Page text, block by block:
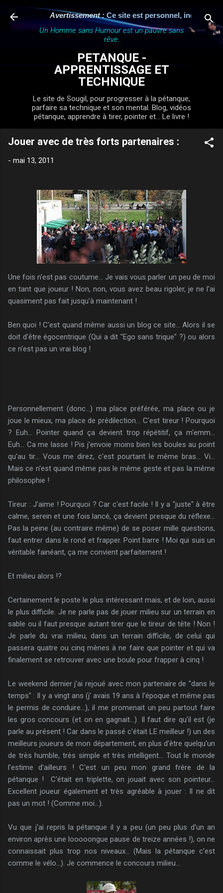
Accéder au contenu principal
Avertissement : Ce site est personnel, indépendant
Un Homme sans Humour est un pauvre sans
rêve.
PETANQUE -
APPRENTISSAGE ET
TECHNIQUE
Le site de Sougil, pour progresser à la pétanque,
parfaire sa technique et son mental. Blog, vidéos
pétanque, apprendre à tirer, pointer et... Le livre !
Jouer avec de très forts partenaires :
- mai 13, 2011
Une fois n'est pas coutume... Je vais vous parler un peu de moi
en tant que joueur ! Non, non, vous avez beau rigoler, je ne l'ai
quasiment pas fait jusqu'à maintenant !
Ben quoi ! C'est quand même aussi un blog ce site... Alors il se
doit d'être égocentrique (Qui a dit "Ego sans trique" ?) ou alors
ce n'est pas un vrai blog !
Personnellement (donc...) ma place préférée, ma place ou je
joue le mieux, ma place de prédilection... C'est tireur ! Pourquoi
? Euh... Pointer quand ça devient trop répétitif, ça m'emm...
Euh... Ca me lasse ! Pis j'envoie moins bien les boules au point
qu'au tir... Vous me direz, c'est pourtant le même bras... Vi...
Mais ce n'est quand même pas le même geste et pas la même
philosophie !
Tireur : J'aime ! Pourquoi ? Car c'est facile ! Il y a "juste" à être
calme, serein et une fois lancé, ça devient presque du réflexe...
Pas la peine (au contraire même) de se poser mille questions,
faut entrer dans le rond et frapper. Point barre ! Moi qui suis un
véritable fainéant, ça me convient parfaitement !
Et milieu alors !?
Certainement le poste le plus intéressant mais, et de loin, aussi
le plus difficile. Je ne parle pas de jouer milieu sur un terrain en
sable ou il faut presque autant tirer que le tireur de tête ! Non !
Je parle du vrai milieu, dans un terrain difficile, de celui qui
passera quatre ou cinq mènes à ne faire que pointer et qui va
finalement se retrouver avec une boule pour frapper à cinq !
Le weekend dernier j'ai rejoué avec mon partenaire de "dans le
temps" : Il y a vingt ans (j' avais 19 ans à l'époque et même pas
le permis de conduire...), il me promenait un peu partout faire
les gros concours (et on en gagnait...). Il faut dire qu'il est (je
parle au présent ! Car dans le passé c'était LE meilleur !) un des
meilleurs joueurs de mon département, en plus d'être quelqu'un
de très humble, très simple et très intelligent... Tout le monde
l'estime d'ailleurs ! C'est un peu mon grand frère de la
pétanque ! C'était en triplette, on jouait avec son pointeur...
Excellent joueur également et très agréable à jouer : Il ne dit
pas un mot ! (Comme moi...).
Vu que j'ai repris la pétanque il y a peu (un peu plus d'un an
environ après une looooongue pause de treize années !), on ne
connaissait plus trop nos niveaux... (Mais la pétanque c'est
comme le vélo...). Je commence le concours milieu...